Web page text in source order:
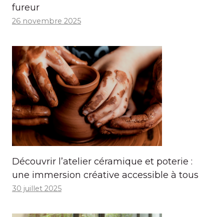
fureur
26 novembre 2025
Découvrir l’atelier céramique et poterie :
une immersion créative accessible à tous
30 juillet 2025